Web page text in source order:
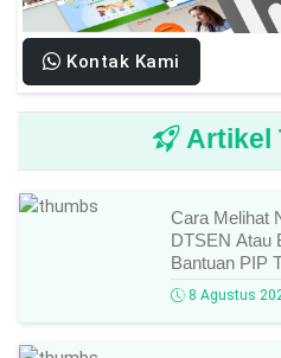
Kontak Kami
Artikel
Cara Melihat
DTSEN Atau
Bantuan PIP
Cek Dan
8 Agustus